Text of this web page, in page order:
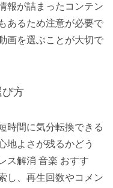
報が詰まったコンテン
あるため注意が必要で
画を選ぶことが大切で
び方
時間に気分転換できる
地よさが残るかどう
ス解消 音楽 おすす
し、再生回数やコメン